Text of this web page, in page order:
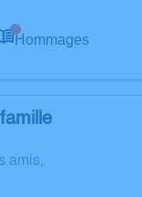
Hommages
amis,